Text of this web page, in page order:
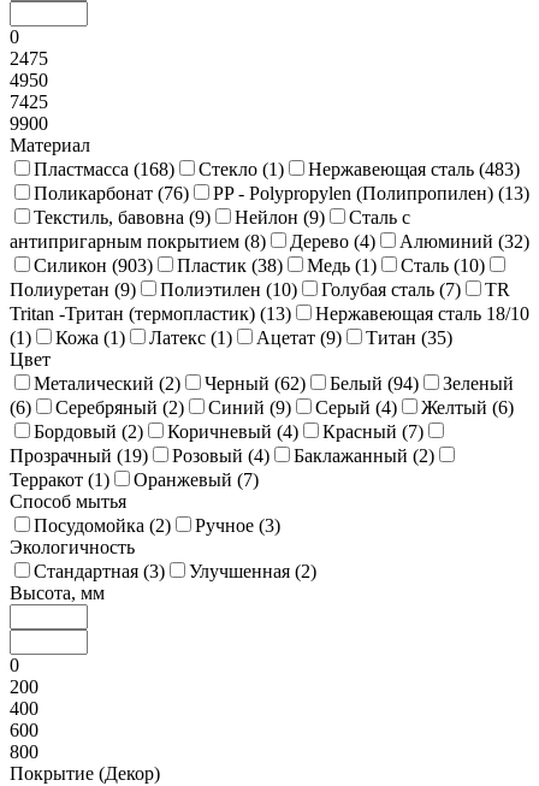
0
2475
4950
7425
9900
Материал
Пластмасса (168) Стекло (1) Нержавеющая сталь (483)
Поликарбонат (76) PP - Polypropylen (Полипропилен) (13)
Текстиль, бавовна (9) Нейлон (9)
Сталь с
антипригарным покрытием (8) Дерево (4) Алюминий (32)
Силикон (903) Пластик (38) Медь (1) Сталь (10)
Полиуретан (9) Полиэтилен (10) Голубая сталь (7)
TR
Tritan -Тритан (термопластик) (13)
Нержавеющая сталь 18/10
(1) Кожа (1) Латекс (1) Ацетат (9) Титан (35)
Цвет
Металический (2) Черный (62) Белый (94)
Зеленый
(6) Серебряный (2) Синий (9) Серый (4) Желтый (6)
Бордовый (2) Коричневый (4) Красный (7)
Прозрачный (19) Розовый (4) Баклажанный (2)
Терракот (1) Оранжевый (7)
Способ мытья
Посудомойка (2) Ручное (3)
Экологичность
Стандартная (3) Улучшенная (2)
Высота, мм
0
200
400
600
800
Покрытие (Декор)